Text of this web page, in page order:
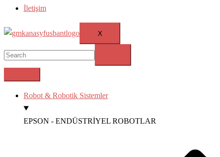
İletişim
X
Robot & Robotik Sistemler
EPSON - ENDÜSTRİYEL ROBOTLAR